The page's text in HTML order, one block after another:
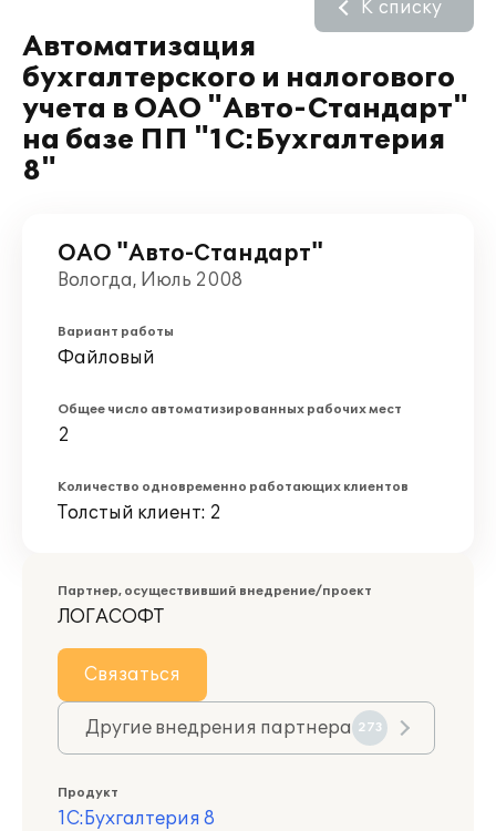
Автоматизация
бухгалтерского и налогового
учета в ОАО "Авто-Стандарт"
на базе ПП "1С:Бухгалтерия
8"
К списку
ОАО "Авто-Стандарт"
Вологда, Июль 2008
Вариант работы
Файловый
Общее число автоматизированных рабочих мест
2
Количество одновременно работающих клиентов
Толстый клиент: 2
Партнер, осуществивший внедрение/проект
ЛОГАСОФТ
Связаться
Другие внедрения партнера 273
Продукт
1С:Бухгалтерия 8